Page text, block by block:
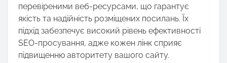
перевіреними веб-ресурсами, що гарантує
якість та надійність розміщених посилань. Їх
підхід забезпечує високий рівень ефективності
SEO-просування, адже кожен лінк сприяє
підвищенню авторитету вашого сайту.